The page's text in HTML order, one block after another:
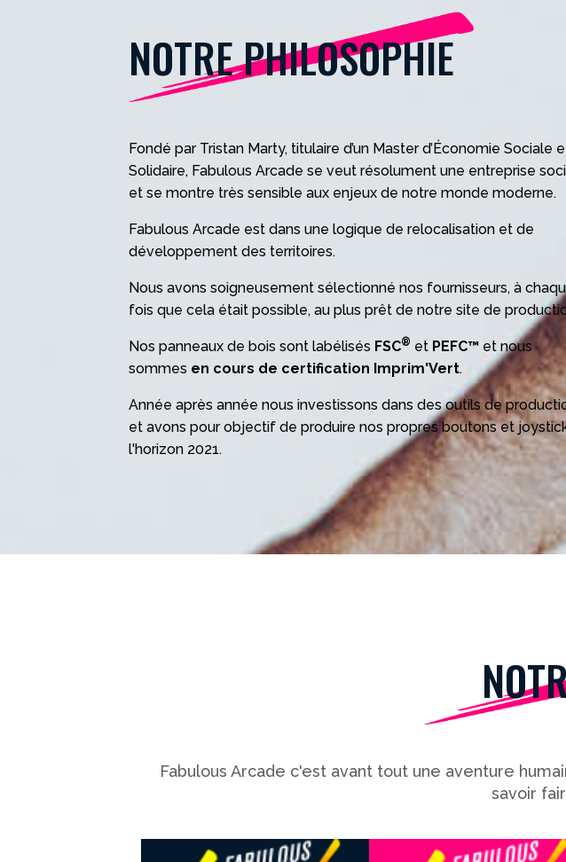
NOTRE PHILOSOPHIE
Fondé par Tristan Marty, titulaire d’un Master d’Économie Sociale
Solidaire, Fabulous Arcade se veut résolument une entreprise
et se montre très sensible aux enjeux de notre monde moderne.
Fabulous Arcade est dans une logique de relocalisation et de
développement des territoires.
Nous avons soigneusement sélectionné nos fournisseurs, à
fois que cela était possible, au plus prêt de notre site de
Nos panneaux de bois sont labélisés FSC® et PEFC™et nous
sommes en cours de certification Imprim'Vert.
Année après année nous investissons dans des outils de
et avons pour objectif de produire nos propres boutons et
l'horizon 2021.
Fabulous Arcade c'est avant tout une aventure
savoir